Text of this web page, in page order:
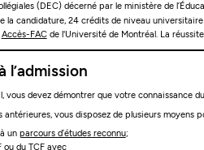
(DEC) décerné par le ministère de
la candidature, 24 crédits de niveau
Accès-FACde l'Université de Montréal. La
l’admission
vous devez démontrer que votre connaissance
antérieures, vous disposez de plusieurs moyens
un parcours d’études reconnu;
ou du TCF avec